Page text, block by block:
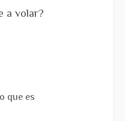
a volar?
que es